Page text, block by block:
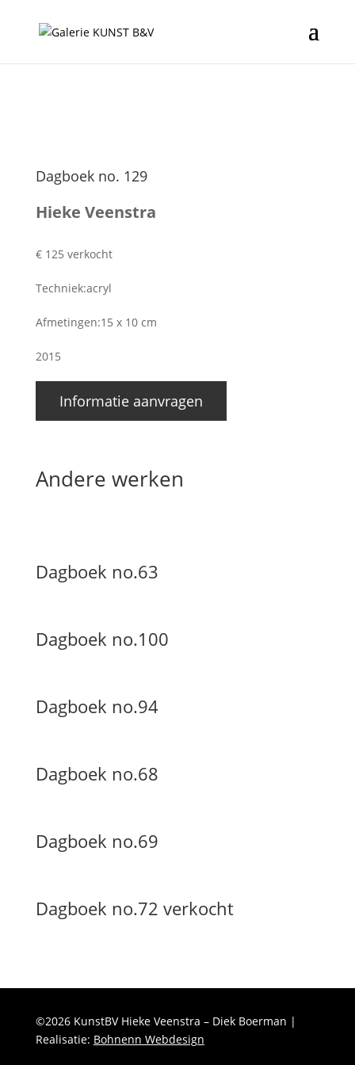
Dagboek no. 129
Hieke Veenstra
€ 125 verkocht
Techniek:acryl
Afmetingen:15 x 10 cm
2015
Informatie aanvragen
Andere werken
Dagboek no.63
Dagboek no.100
Dagboek no.94
Dagboek no.68
Dagboek no.69
Dagboek no.72 verkocht
©2026 KunstBV Hieke Veenstra – Diek Boerman |
Realisatie: Bohnenn Webdesign